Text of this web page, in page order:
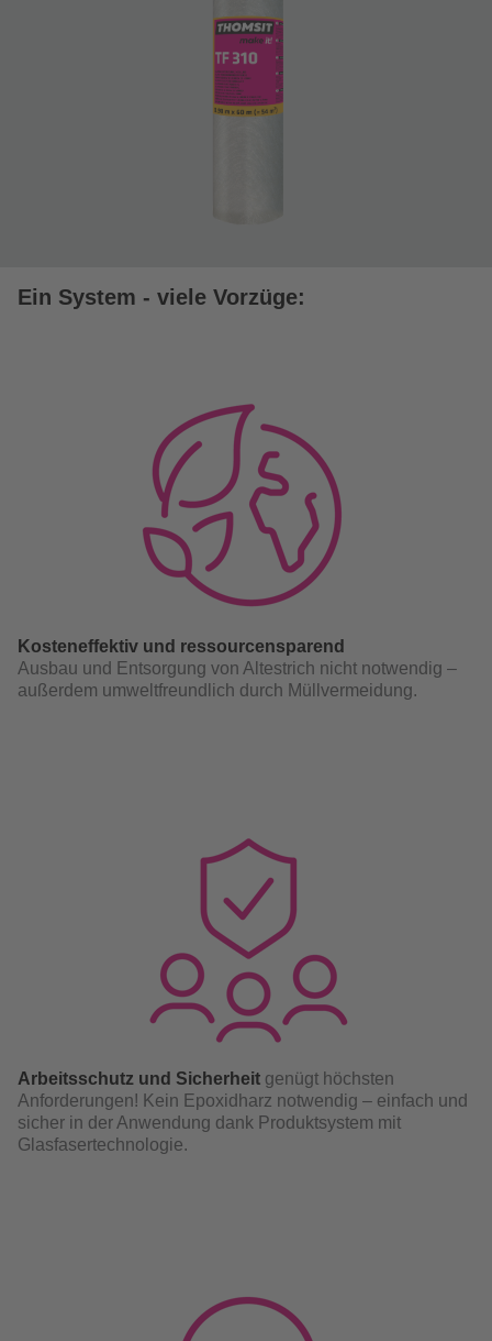
Ein System - viele Vorzüge:
Kosteneffektiv und ressourcensparend
Ausbau und Entsorgung von Altestrich nicht notwendig –
außerdem umweltfreundlich durch Müllvermeidung.
Arbeitsschutz und Sicherheit genügt höchsten
Anforderungen! Kein Epoxidharz notwendig – einfach und
sicher in der Anwendung dank Produktsystem mit
Glasfasertechnologie.